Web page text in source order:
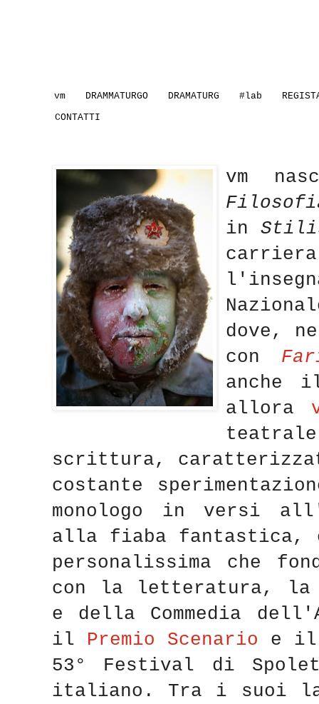
vm DRAMMATURGO DRAMATURG #lab
CONTATTI
vm
in
dove,
con
anche
allora
scrittura,
costante
monologo in versi
alla fiaba fantastica,
personalissima che
con la letteratura, la
e della Commedia
il Premio Scenario e
53° Festival di
italiano. Tra i suoi